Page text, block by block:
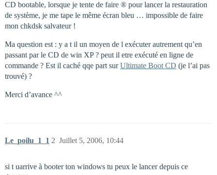
CD bootable, lorsque je tente de faire ® pour lancer la restauration
de système, je me tape le même écran bleu … impossible de faire
mon chkdsk salvateur !
Ma question est : y a t il un moyen de l exécuter autrement qu’en
passant par le CD de win XP ? peut il etre exécuté en ligne de
commande ? Est il caché qqe part surUltimate Boot CD (je l’ai pas
trouvé) ?
Merci d’avance ^^
Le_poilu_1_1 Juillet 5, 2006, 10:44
2
si t uarrive à booter ton windows tu peux le lancer depuis ce